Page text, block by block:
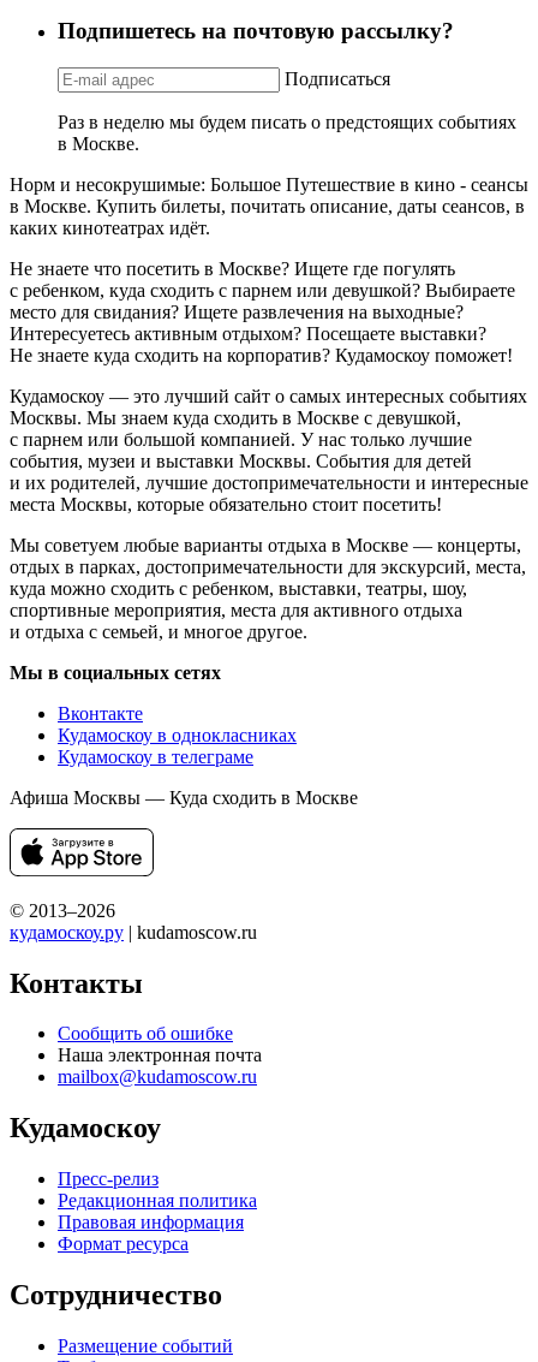
Подпишетесь на почтовую рассылку?
Подписаться
Раз в неделю мы будем писать о предстоящих событиях
в Москве.
Норм и несокрушимые: Большое Путешествие в кино - сеансы
в Москве. Купить билеты, почитать описание, даты сеансов, в
каких кинотеатрах идёт.
Не знаете что посетить в Москве? Ищете где погулять
с ребенком, куда сходить с парнем или девушкой? Выбираете
место для свидания? Ищете развлечения на выходные?
Интересуетесь активным отдыхом? Посещаете выставки?
Не знаете куда сходить на корпоратив? Кудамоскоу поможет!
Кудамоскоу — это лучший сайт о самых интересных событиях
Москвы. Мы знаем куда сходить в Москве с девушкой,
с парнем или большой компанией. У нас только лучшие
события, музеи и выставки Москвы. События для детей
и их родителей, лучшие достопримечательности и интересные
места Москвы, которые обязательно стоит посетить!
Мы советуем любые варианты отдыха в Москве — концерты,
отдых в парках, достопримечательности для экскурсий, места,
куда можно сходить с ребенком, выставки, театры, шоу,
спортивные мероприятия, места для активного отдыха
и отдыха с семьей, и многое другое.
Мы в социальных сетях
Вконтакте
Кудамоскоу в однокласниках
Кудамоскоу в телеграме
Афиша Москвы — Куда сходить в Москве
© 2013–2026
кудамоскоу.ру | kudamoscow.ru
Контакты
Сообщить об ошибке
Наша электронная почта
mailbox@kudamoscow.ru
Кудамоскоу
Пресс-релиз
Редакционная политика
Правовая информация
Формат ресурса
Сотрудничество
Размещение событий